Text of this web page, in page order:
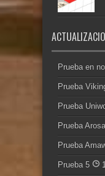
Prueba en
Prueba
Prueba
Prueba Arosa
Prueba
Prueba 5